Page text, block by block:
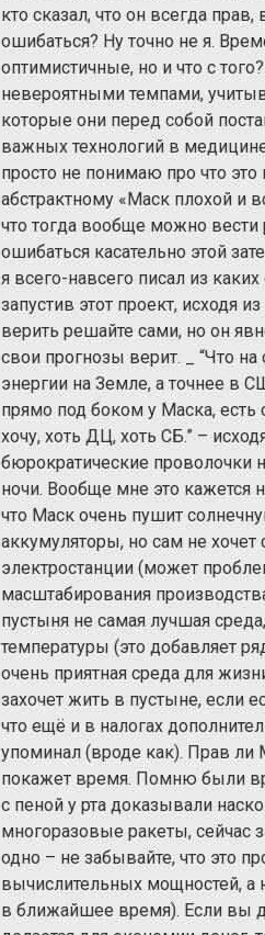
кто сказал, что он всегда
ошибаться? Ну точно не я.
оптимистичные, но и что с
невероятными темпами,
которые они перед собой
важных технологий в
просто не понимаю про что это
абстрактному «Маск плохой и
что тогда вообще можно
ошибаться касательно этой
я всего-навсего писал из
запустив этот проект, исходя
верить решайте сами, но он
свои прогнозы верит. _ “Что на
энергии на Земле, а точнее в
прямо под боком у Маска, есть
хочу, хоть ДЦ, хоть СБ.” –
бюрократические проволочки
ночи. Вообще мне это кажется
что Маск очень пушит
аккумуляторы, но сам не хочет
электростанции (может
масштабирования
пустыня не самая лучшая
температуры (это добавляет
очень приятная среда для
захочет жить в пустыне, если
что ещё и в налогах
упоминал (вроде как). Прав ли
покажет время. Помню были
с пеной у рта доказывали
многоразовые ракеты, сейчас
одно – не забывайте, что это
вычислительных мощностей, а
в ближайшее время). Если вы